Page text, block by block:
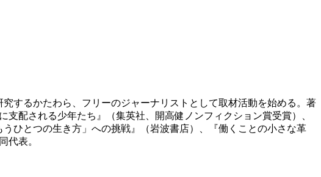
するかたわら、フリーのジャーナリストとして取材活動を始める。著
配される少年たち』（集英社、開高健ノンフィクション賞受賞）、
とつの生き方」への挑戦』（岩波書店）、『働くことの小さな革
代表。